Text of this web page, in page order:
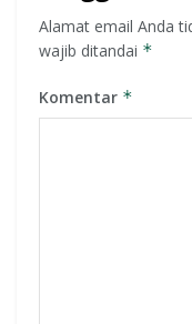
Alamat email Anda
wajib ditandai *
Komentar *